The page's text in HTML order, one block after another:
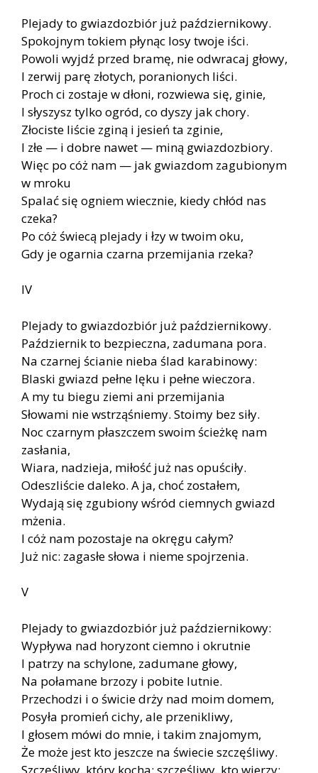
Plejady to gwiazdozbiór już październikowy.
Spokojnym tokiem płynąc losy twoje iści.
Powoli wyjdź przed bramę, nie odwracaj głowy,
I zerwij parę złotych, poranionych liści.
Proch ci zostaje w dłoni, rozwiewa się, ginie,
I słyszysz tylko ogród, co dyszy jak chory.
Złociste liście zginą i jesień ta zginie,
I złe — i dobre nawet — miną gwiazdozbiory.
Więc po cóż nam — jak gwiazdom zagubionym
w mroku
Spalać się ogniem wiecznie, kiedy chłód nas
czeka?
Po cóż świecą plejady i łzy w twoim oku,
Gdy je ogarnia czarna przemijania rzeka?
IV
Plejady to gwiazdozbiór już październikowy.
Październik to bezpieczna, zadumana pora.
Na czarnej ścianie nieba ślad karabinowy:
Blaski gwiazd pełne lęku i pełne wieczora.
A my tu biegu ziemi ani przemijania
Słowami nie wstrząśniemy. Stoimy bez siły.
Noc czarnym płaszczem swoim ścieżkę nam
zasłania,
Wiara, nadzieja, miłość już nas opuściły.
Odeszliście daleko. A ja, choć zostałem,
Wydają się zgubiony wśród ciemnych gwiazd
mżenia.
I cóż nam pozostaje na okręgu całym?
Już nic: zagasłe słowa i nieme spojrzenia.
V
Plejady to gwiazdozbiór już październikowy:
Wypływa nad horyzont ciemno i okrutnie
I patrzy na schylone, zadumane głowy,
Na połamane brzozy i pobite lutnie.
Przechodzi i o świcie drży nad moim domem,
Posyła promień cichy, ale przenikliwy,
I głosem mówi do mnie, i takim znajomym,
Że może jest kto jeszcze na świecie szczęśliwy.
Szczęśliwy, który kocha; szczęśliwy, kto wierzy;